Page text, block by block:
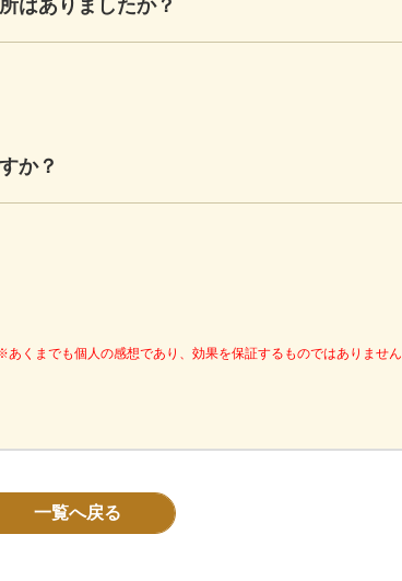
はありましたか？
か？
あくまでも個人の感想であり、効果を保証するものではありません
一覧へ戻る